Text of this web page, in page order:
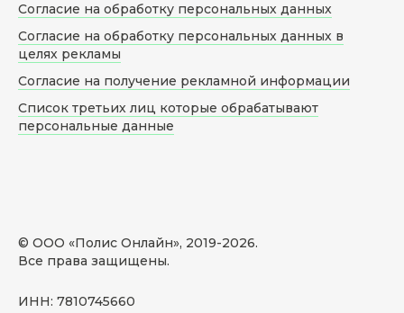
© ООО «Полис Онлайн», 2019-2026.
Все права защищены.
ИНН: 7810745660
Согласие на обработку персональных данных
Согласие на обработку персональных данных в
целях рекламы
Согласие на получение рекламной информации
Список третьих лиц которые обрабатывают
персональные данные